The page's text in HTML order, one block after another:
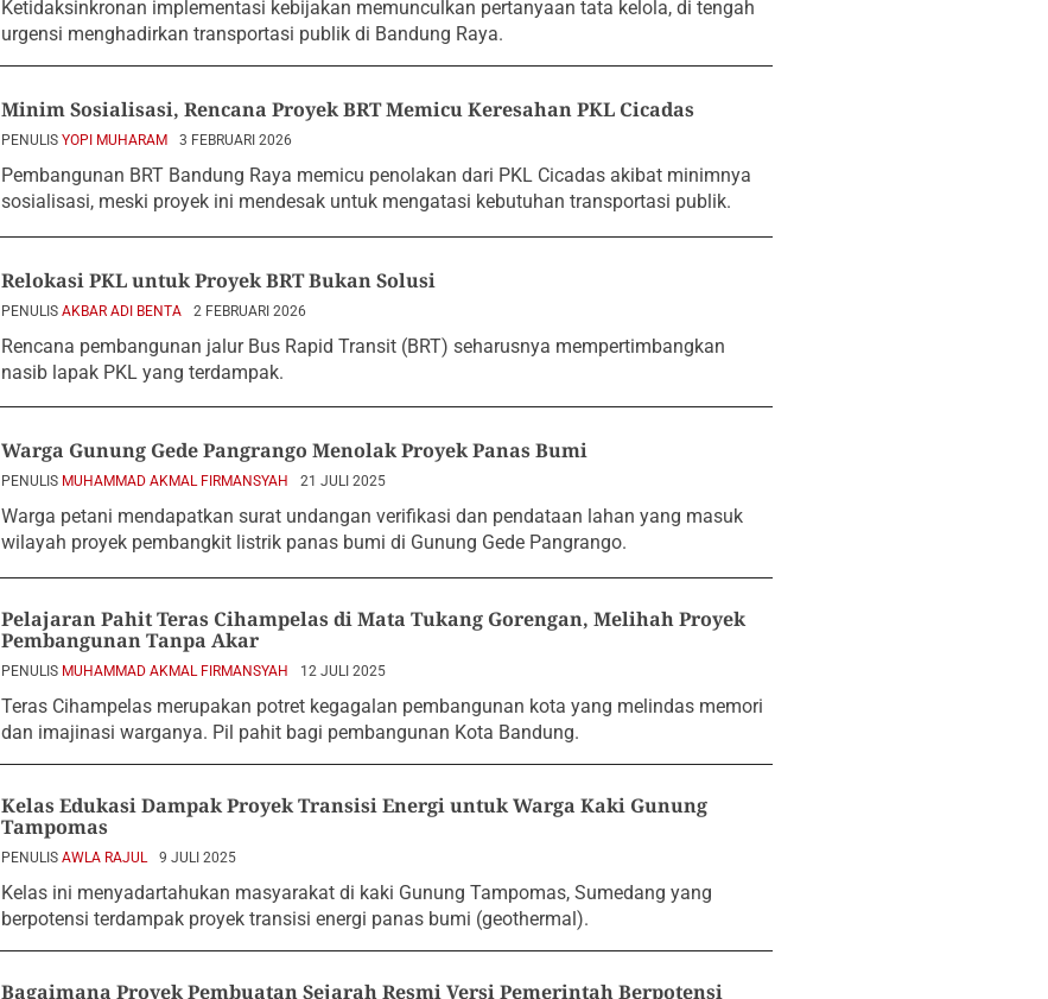
Ketidaksinkronan implementasi kebijakan memunculkan pertanyaan tata kelola, di tengah
urgensi menghadirkan transportasi publik di Bandung Raya.
Minim Sosialisasi, Rencana Proyek BRT Memicu Keresahan PKL Cicadas
PENULIS YOPI MUHARAM 3 FEBRUARI 2026
Pembangunan BRT Bandung Raya memicu penolakan dari PKL Cicadas akibat minimnya
sosialisasi, meski proyek ini mendesak untuk mengatasi kebutuhan transportasi publik.
Relokasi PKL untuk Proyek BRT Bukan Solusi
PENULIS AKBAR ADI BENTA 2 FEBRUARI 2026
Rencana pembangunan jalur Bus Rapid Transit (BRT) seharusnya mempertimbangkan
nasib lapak PKL yang terdampak.
Warga Gunung Gede Pangrango Menolak Proyek Panas Bumi
PENULIS MUHAMMAD AKMAL FIRMANSYAH 21 JULI 2025
Warga petani mendapatkan surat undangan verifikasi dan pendataan lahan yang masuk
wilayah proyek pembangkit listrik panas bumi di Gunung Gede Pangrango.
Pelajaran Pahit Teras Cihampelas di Mata Tukang Gorengan, Melihah Proyek
Pembangunan Tanpa Akar
PENULIS MUHAMMAD AKMAL FIRMANSYAH 12 JULI 2025
Teras Cihampelas merupakan potret kegagalan pembangunan kota yang melindas memori
dan imajinasi warganya. Pil pahit bagi pembangunan Kota Bandung.
Kelas Edukasi Dampak Proyek Transisi Energi untuk Warga Kaki Gunung
Tampomas
PENULIS AWLA RAJUL 9 JULI 2025
Kelas ini menyadartahukan masyarakat di kaki Gunung Tampomas, Sumedang yang
berpotensi terdampak proyek transisi energi panas bumi (geothermal).
Bagaimana Proyek Pembuatan Sejarah Resmi Versi Pemerintah Berpotensi